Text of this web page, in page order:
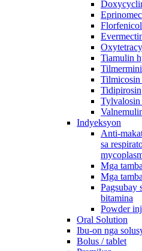
Florfenicol
Tiamulin
Tilmicosin
Tidipirosin
Tylvalosin
Indyeksyon
Anti-
sa
Mga
Mga
Pagsubay
bitamina
Powder
Oral Solution
Ibu-on nga
Bolus / tablet